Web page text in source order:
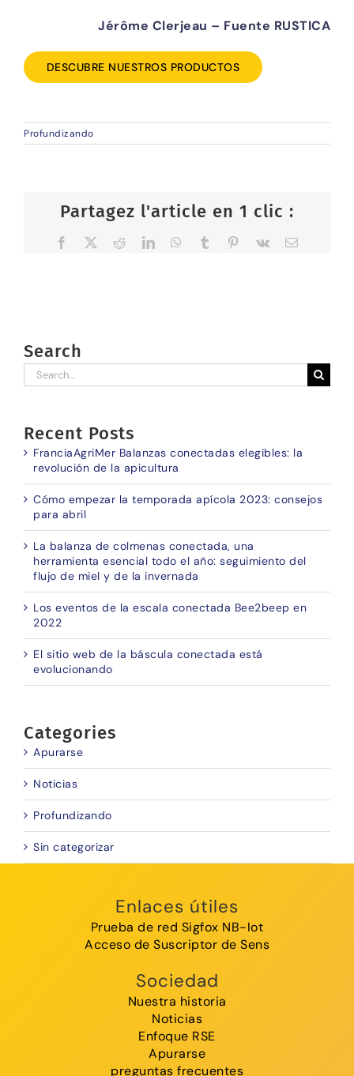
Jérôme Clerjeau – Fuente RUSTICA
DESCUBRE NUESTROS PRODUCTOS
Profundizando
Partagez l'article en 1 clic :
Facebook RedditLinkedInWhatsApp
Tumblr Pinterest
Vk Email
Search
Search
for:
Recent Posts
FranciaAgriMer Balanzas conectadas elegibles: la
revolución de la apicultura
Cómo empezar la temporada apícola 2023: consejos
para abril
La balanza de colmenas conectada, una
herramienta esencial todo el año: seguimiento del
flujo de miel y de la invernada
Los eventos de la escala conectada Bee2beep en
2022
El sitio web de la báscula conectada está
evolucionando
Categories
Apurarse
Noticias
Profundizando
Sin categorizar
Enlaces útiles
Prueba de red Sigfox NB-Iot
Acceso de Suscriptor de Sens
Sociedad
Nuestra historia
Noticias
Enfoque RSE
Apurarse
preguntas frecuentes